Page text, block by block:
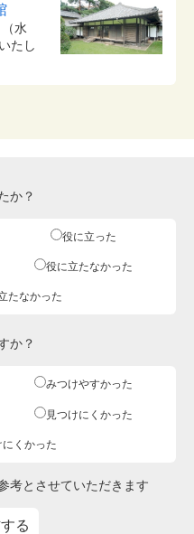
水
たし
か？
役に立った
役に立たなかった
たなかった
か？
みつけやすかった
見つけにくかった
にくかった
考とさせていただきます